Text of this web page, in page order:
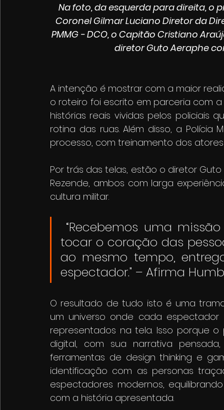
Na foto, da esquerda para direita, o
Coronel Gilmar Luciano Diretor da
PMMG - DCO, o Capitão Cristiano
diretor Guto Aeraphe
A intenção é mostrar com a maior
o roteiro foi escrito em parceria com a
histórias reais vividas pelos policiais
rotina das ruas. Além disso, a
processo, com treinamento dos
Por trás das telas, estão o diretor
Rezende, ambos com larga
cultura militar.
tocar o coração das
ao mesmo tempo,
espectador." – Afirma
O resultado de tudo isto é uma
um universo onde cada
representados na tela. Isso porque
digital, com sua narrativa
ferramentas de design thinking e
identificação com as personas
espectadores modernos,
com a história apresentada.